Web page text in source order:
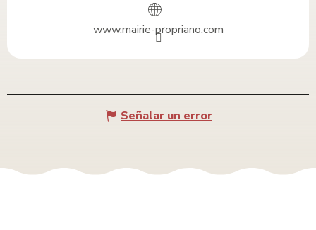
www.mairie-propriano.com
Señalar un error